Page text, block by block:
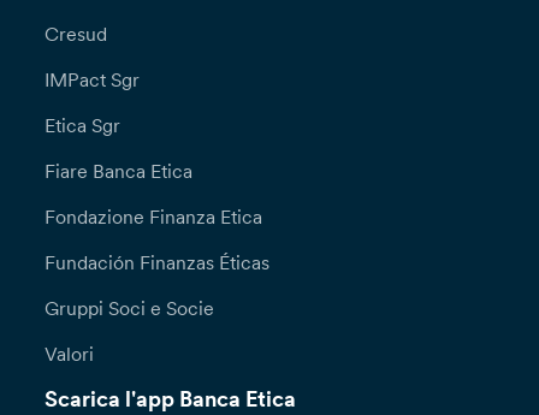
Cresud
IMPact Sgr
Etica Sgr
Fiare Banca Etica
Fondazione Finanza Etica
Fundación Finanzas Éticas
Gruppi Soci e Socie
Valori
Scarica l'app Banca Etica